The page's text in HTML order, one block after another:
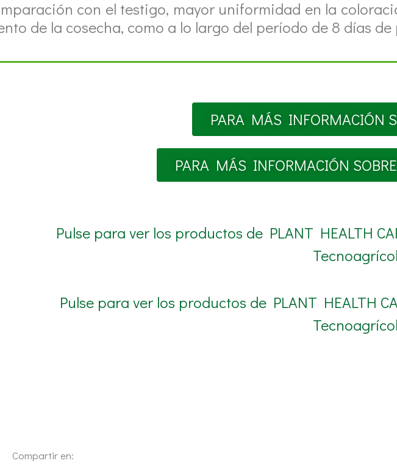
con el testigo, mayor uniformidad en la
de la cosecha, como a lo largo del período de 8 días
PARA MÁS INFORMACIÓN
PARA MÁS INFORMACIÓN
Pulse para ver los productos de PLANT HEALTH
Pulse para ver los productos de PLANT HEALTH
Compartir en: